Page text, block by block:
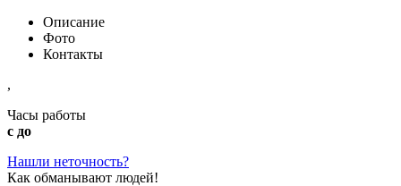
Описание
Фото
Контакты
,
Часы работы
с до
Нашли неточность?
Как обманывают людей!